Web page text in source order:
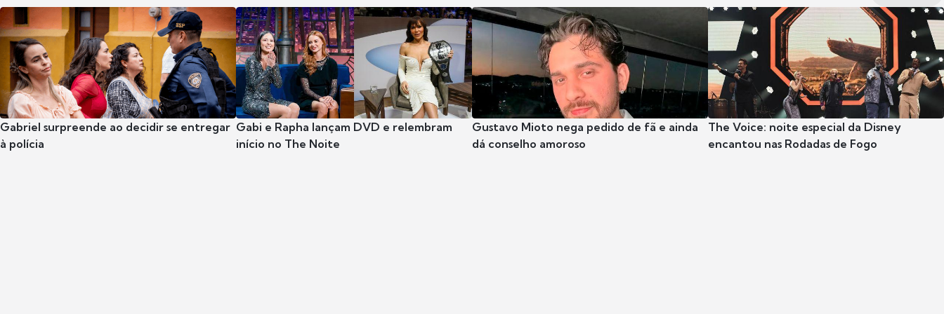
Gabriel surpreende ao decidir se entregar
à polícia
Gabi e Rapha lançam DVD e relembram
início no The Noite
Gustavo Mioto nega pedido de fã e ainda
dá conselho amoroso
The Voice: noite especial da Disney
encantou nas Rodadas de Fogo